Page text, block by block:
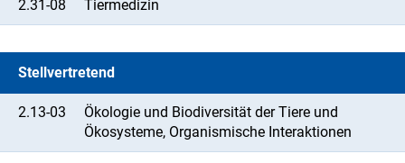
2.31-08
Tiermedizin
Stellvertretend
2.13-03
Ökologie und Biodiversität der Tiere und
Ökosysteme, Organismische Interaktionen